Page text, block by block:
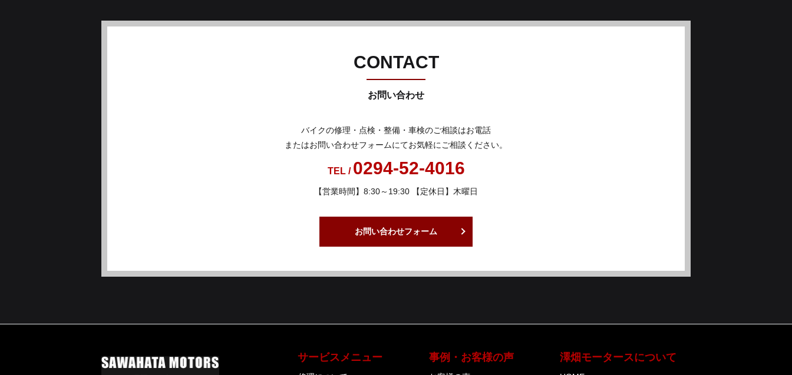
CONTACT
お問い合わせ
バイクの修理・点検・整備・車検のご相談はお電話
またはお問い合わせフォームにてお気軽にご相談ください。
TEL / 0294-52-4016
【営業時間】8:30～19:30 【定休日】木曜日
お問い合わせフォーム
サービスメニュー 事例・お客様の声 澤畑モータースについて